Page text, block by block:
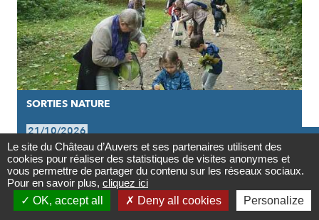
Contact

Newsletter
SORTIES NATURE
21/10/2026
MINI CONFÉTIS EN FEUILLES
D'ARBRES
Le site du Château d’Auvers et ses partenaires utilisent des
cookies pour réaliser des statistiques de visites anonymes et
vous permettre de partager du contenu sur les réseaux sociaux.
Pour en savoir plus, cliquez ici
OK, accept all
Deny all cookies Personalize